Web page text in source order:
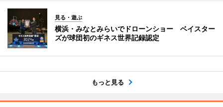
見る・遊ぶ
横浜・みなとみらいでドローンショー ベイスター
ズが球団初のギネス世界記録認定
もっと見る